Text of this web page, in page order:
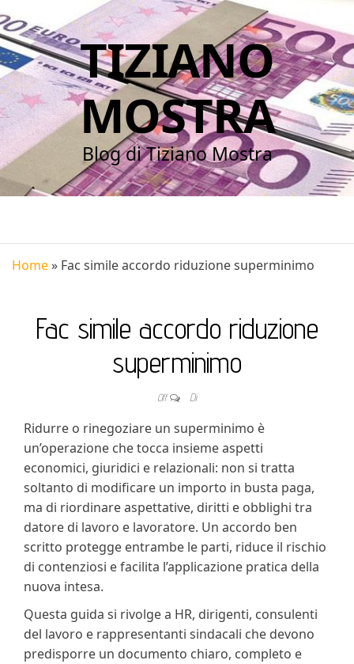
TIZIANO
MOSTRA
Blog di Tiziano Mostra
Home» Fac simile accordo riduzione superminimo​
Fac simile accordo riduzione
superminimo​
Off Di
Ridurre o rinegoziare un superminimo è
un’operazione che tocca insieme aspetti
economici, giuridici e relazionali: non si tratta
soltanto di modificare un importo in busta paga,
ma di riordinare aspettative, diritti e obblighi tra
datore di lavoro e lavoratore. Un accordo ben
scritto protegge entrambe le parti, riduce il rischio
di contenziosi e facilita l’applicazione pratica della
nuova intesa.
Questa guida si rivolge a HR, dirigenti, consulenti
del lavoro e rappresentanti sindacali che devono
predisporre un documento chiaro, completo e